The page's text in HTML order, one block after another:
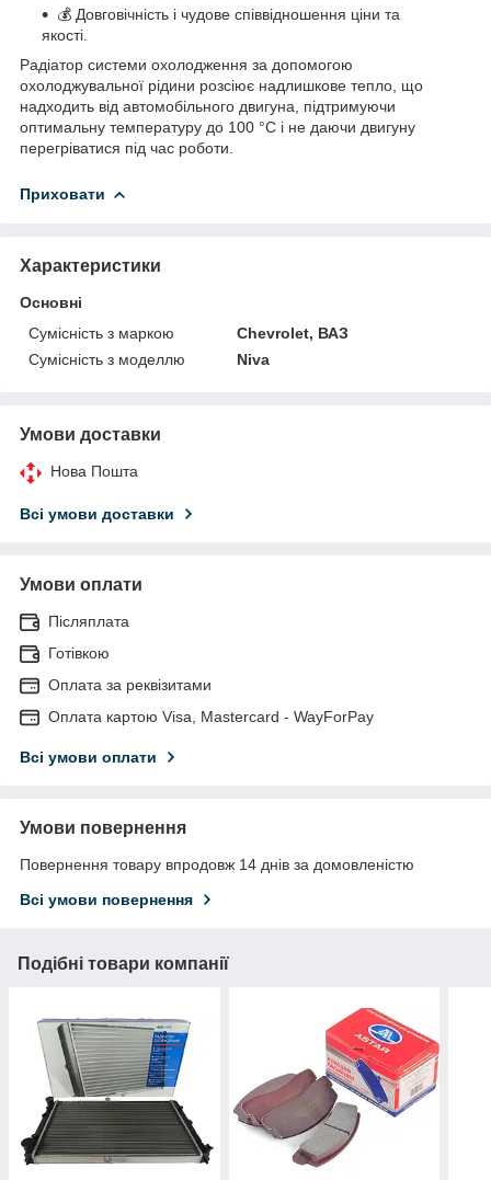
💰 Довговічність і чудове співвідношення ціни та
якості.
Радіатор системи охолодження за допомогою
охолоджувальної рідини розсіює надлишкове тепло, що
надходить від автомобільного двигуна, підтримуючи
оптимальну температуру до 100 °C і не даючи двигуну
перегріватися під час роботи.
Приховати
Характеристики
Основні
Сумісність з маркою
Chevrolet, ВАЗ
Сумісність з моделлю
Niva
Умови доставки
Нова Пошта
Всі умови доставки
Умови оплати
Післяплата
Готівкою
Оплата за реквізитами
Оплата картою Visa, Mastercard - WayForPay
Всі умови оплати
Умови повернення
Повернення товару впродовж 14 днів за домовленістю
Всі умови повернення
Подібні товари компанії